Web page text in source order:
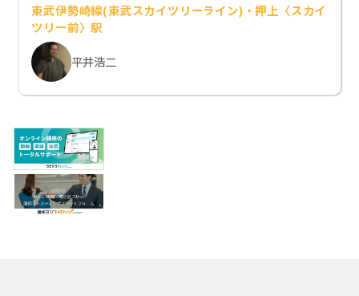
東武伊勢崎線(東武スカイツリーライン)・押上〈スカイ
ツリー前〉駅
平井浩二